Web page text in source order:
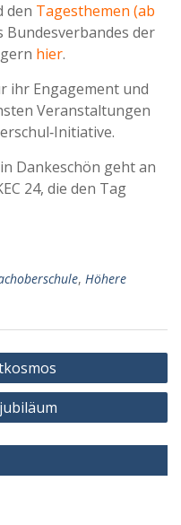
den Tagesthemen (ab
Bundesverbandes der
hier.
ihr Engagement und
Veranstaltungen
Dankeschön geht an
24, die den Tag
, Höhere